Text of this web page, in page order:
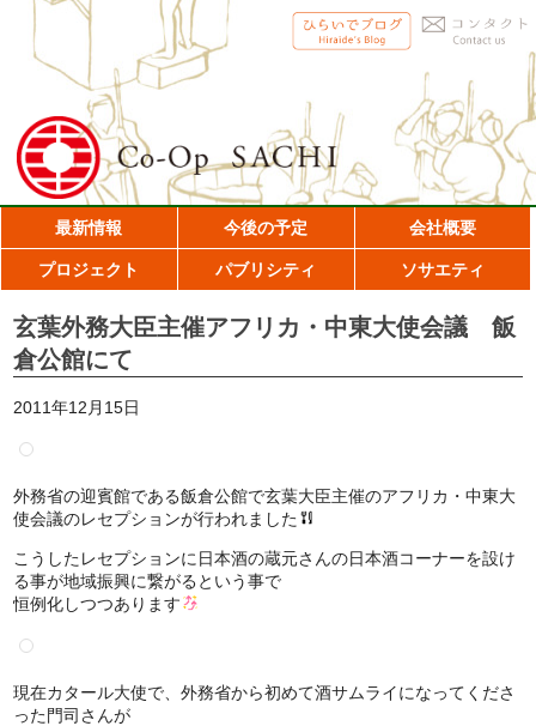
最新情報 今後の予定 会社概要
プロジェクト パブリシティ ソサエティ
玄葉外務大臣主催アフリカ・中東大使会議 飯
倉公館にて
2011年12月15日
外務省の迎賓館である飯倉公館で玄葉大臣主催のアフリカ・中東大
使会議のレセプションが行われました
こうしたレセプションに日本酒の蔵元さんの日本酒コーナーを設け
る事が地域振興に繋がるという事で
恒例化しつつあります
現在カタール大使で、外務省から初めて酒サムライになってくださ
った門司さんが